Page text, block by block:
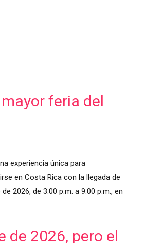
feria del
experiencia única para
en Costa Rica con la llegada de
2026, de 3:00 p.m. a 9:00 p.m., en
de 2026, pero el